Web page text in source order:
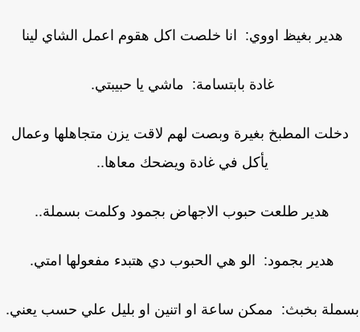
هدير بغيظ اووي: انا خلصت اكل هقوم اعمل الشاي لينا
غادة بابتسامة: ماشي يا حبيبتي.
المطبخ بغيرة وبصت لهم لاقت يزن متجاهلها وعمال
يأكل في غادة ويضحك معاها..
هدير طلعت حبوب الاجهاض بجمود وكلمت بسملة..
هدير بجمود: الو هي الحبوب دي هتبدء مفعولها امتي.
بخبث: ممكن ساعة او اتنين او بليل علي حسب يعني.